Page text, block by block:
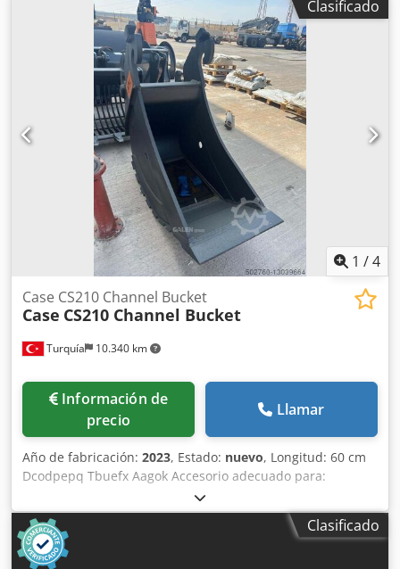
aire acondicionado, cabina, sistema de lubricación
centralizada, Case 821C cargadora de ruedas Año de
fabricación: 2000 Dcedpfx Aasy Uxt Ssgek 8.000 horas 145
kW aprox. 18.000 kg Aire acondicionado Engrase
centralizado Neumáticos 23,5R25
Clasificado
1 /4
Turquía 10.340 km
Case CS210 Channel Bucket
Case CS210 Channel Bucket
Información de
precio
Llamar
Año de fabricación: 2023, Estado: nuevo, Longitud: 60 cm
Dcodpepq Tbuefx Aagok Accesorio adecuado para:
Maquinaria de construcción Capacidad de carga: 500 l
Garantía: 6 meses
Clasificado